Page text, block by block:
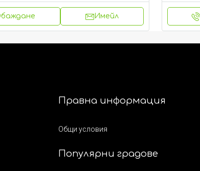
Имейл
Правна информация
Общи условия
Популярни градове